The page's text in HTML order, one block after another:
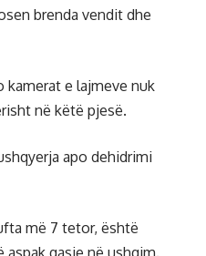
brenda vendit dhe
kamerat e lajmeve nuk
në këtë pjesë.
apo dehidrimi
më 7 tetor, është
qasje në ushqim.